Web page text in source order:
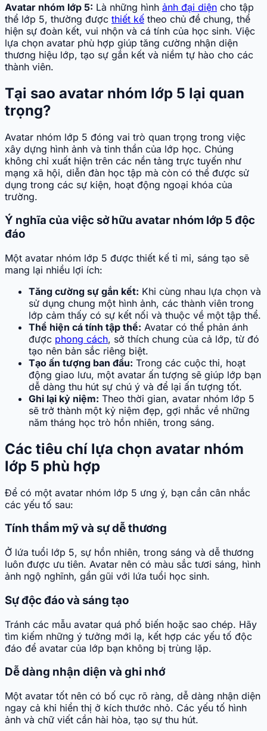
Avatar nhóm lớp 5: Là những hình ảnh đại diện cho tập
thể lớp 5, thường được thiết kế theo chủ đề chung, thể
hiện sự đoàn kết, vui nhộn và cá tính của học sinh. Việc
lựa chọn avatar phù hợp giúp tăng cường nhận diện
thương hiệu lớp, tạo sự gắn kết và niềm tự hào cho các
thành viên.
Tại sao avatar nhóm lớp 5 lại quan
trọng?
Avatar nhóm lớp 5 đóng vai trò quan trọng trong việc
xây dựng hình ảnh và tinh thần của lớp học. Chúng
không chỉ xuất hiện trên các nền tảng trực tuyến như
mạng xã hội, diễn đàn học tập mà còn có thể được sử
dụng trong các sự kiện, hoạt động ngoại khóa của
trường.
Ý nghĩa của việc sở hữu avatar nhóm lớp 5 độc
đáo
Một avatar nhóm lớp 5 được thiết kế tỉ mỉ, sáng tạo sẽ
mang lại nhiều lợi ích:
Tăng cường sự gắn kết: Khi cùng nhau lựa chọn và
sử dụng chung một hình ảnh, các thành viên trong
lớp cảm thấy có sự kết nối và thuộc về một tập thể.
Thể hiện cá tính tập thể: Avatar có thể phản ánh
được phong cách, sở thích chung của cả lớp, từ đó
tạo nên bản sắc riêng biệt.
Tạo ấn tượng ban đầu: Trong các cuộc thi, hoạt
động giao lưu, một avatar ấn tượng sẽ giúp lớp bạn
dễ dàng thu hút sự chú ý và để lại ấn tượng tốt.
Ghi lại kỷ niệm: Theo thời gian, avatar nhóm lớp 5
sẽ trở thành một kỷ niệm đẹp, gợi nhắc về những
năm tháng học trò hồn nhiên, trong sáng.
Các tiêu chí lựa chọn avatar nhóm
lớp 5 phù hợp
Để có một avatar nhóm lớp 5 ưng ý, bạn cần cân nhắc
các yếu tố sau:
Tính thẩm mỹ và sự dễ thương
Ở lứa tuổi lớp 5, sự hồn nhiên, trong sáng và dễ thương
luôn được ưu tiên. Avatar nên có màu sắc tươi sáng, hình
ảnh ngộ nghĩnh, gần gũi với lứa tuổi học sinh.
Sự độc đáo và sáng tạo
Tránh các mẫu avatar quá phổ biến hoặc sao chép. Hãy
tìm kiếm những ý tưởng mới lạ, kết hợp các yếu tố độc
đáo để avatar của lớp bạn không bị trùng lặp.
Dễ dàng nhận diện và ghi nhớ
Một avatar tốt nên có bố cục rõ ràng, dễ dàng nhận diện
ngay cả khi hiển thị ở kích thước nhỏ. Các yếu tố hình
ảnh và chữ viết cần hài hòa, tạo sự thu hút.